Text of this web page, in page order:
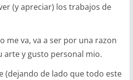
(y apreciar) los trabajos de
me va, va a ser por una razon
arte y gusto personal mio.
(dejando de lado que todo este